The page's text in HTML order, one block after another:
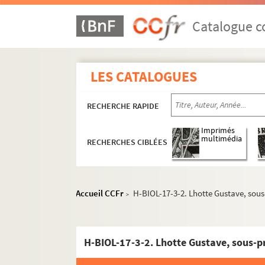
Catalogue
LES CATALOGUES
RECHERCHE RAPIDE
RECHERCHES CIBLÉES
Imprimés
multimédia
Accueil CCFr > H-BIOL-17-3-2. Lhotte Gustave,
H-BIOL-17-3-2. Lhotte Gustave, sous-
H-BIOL. Biographies de personnages lillois
H-BIOL-1. Acheray à Benvignat
H-BIOL-5. Collin à Darcy
H-BIOL-6. D'Assignies à D'Hondt